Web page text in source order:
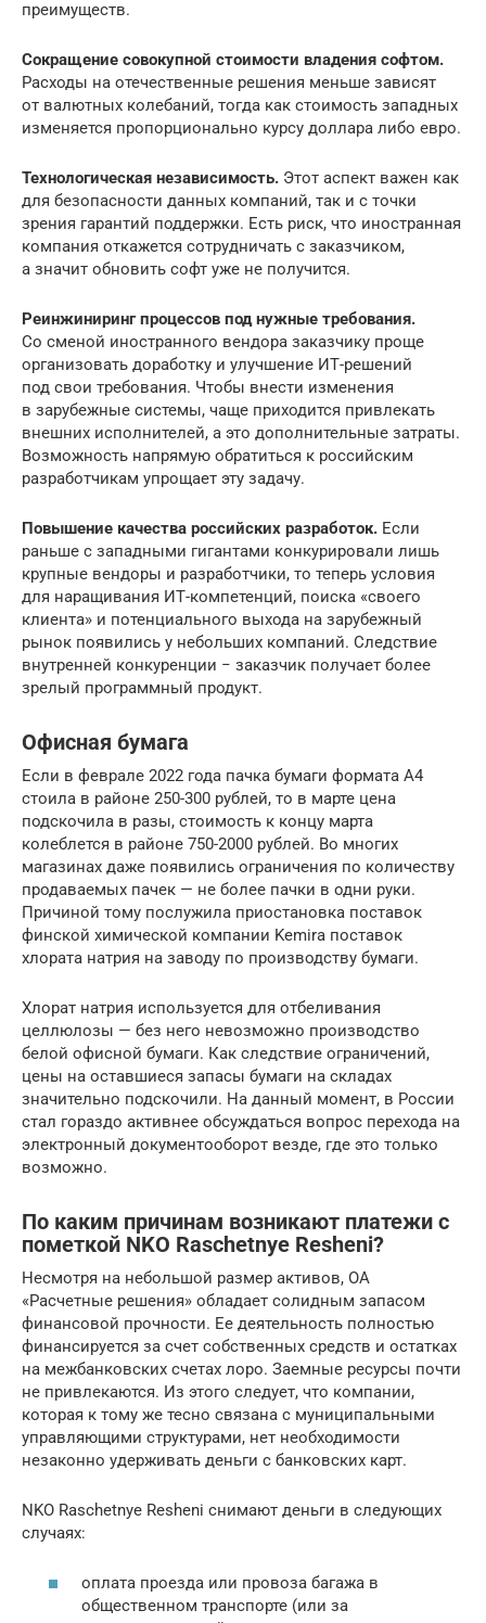
преимуществ.
Сокращение совокупной стоимости владения софтом.
Расходы на отечественные решения меньше зависят
от валютных колебаний, тогда как стоимость западных
изменяется пропорционально курсу доллара либо евро.
Технологическая независимость. Этот аспект важен как
для безопасности данных компаний, так и с точки
зрения гарантий поддержки. Есть риск, что иностранная
компания откажется сотрудничать с заказчиком,
а значит обновить софт уже не получится.
Реинжиниринг процессов под нужные требования.
Со сменой иностранного вендора заказчику проще
организовать доработку и улучшение ИТ-решений
под свои требования. Чтобы внести изменения
в зарубежные системы, чаще приходится привлекать
внешних исполнителей, а это дополнительные затраты.
Возможность напрямую обратиться к российским
разработчикам упрощает эту задачу.
Повышение качества российских разработок. Если
раньше с западными гигантами конкурировали лишь
крупные вендоры и разработчики, то теперь условия
для наращивания ИТ-компетенций, поиска «своего
клиента» и потенциального выхода на зарубежный
рынок появились у небольших компаний. Следствие
внутренней конкуренции − заказчик получает более
зрелый программный продукт.
Офисная бумага
Если в феврале 2022 года пачка бумаги формата А4
стоила в районе 250-300 рублей, то в марте цена
подскочила в разы, стоимость к концу марта
колеблется в районе 750-2000 рублей. Во многих
магазинах даже появились ограничения по количеству
продаваемых пачек — не более пачки в одни руки.
Причиной тому послужила приостановка поставок
финской химической компании Kemira поставок
хлората натрия на заводу по производству бумаги.
Хлорат натрия используется для отбеливания
целлюлозы — без него невозможно производство
белой офисной бумаги. Как следствие ограничений,
цены на оставшиеся запасы бумаги на складах
значительно подскочили. На данный момент, в России
стал гораздо активнее обсуждаться вопрос перехода на
электронный документооборот везде, где это только
возможно.
По каким причинам возникают платежи с
пометкой NKO Raschetnye Resheni?
Несмотря на небольшой размер активов, ОА
«Расчетные решения» обладает солидным запасом
финансовой прочности. Ее деятельность полностью
финансируется за счет собственных средств и остатках
на межбанковских счетах лоро. Заемные ресурсы почти
не привлекаются. Из этого следует, что компании,
которая к тому же тесно связана с муниципальными
управляющими структурами, нет необходимости
незаконно удерживать деньги с банковских карт.
NKO Raschetnye Resheni снимают деньги в следующих
случаях:
оплата проезда или провоза багажа в
общественном транспорте (или за